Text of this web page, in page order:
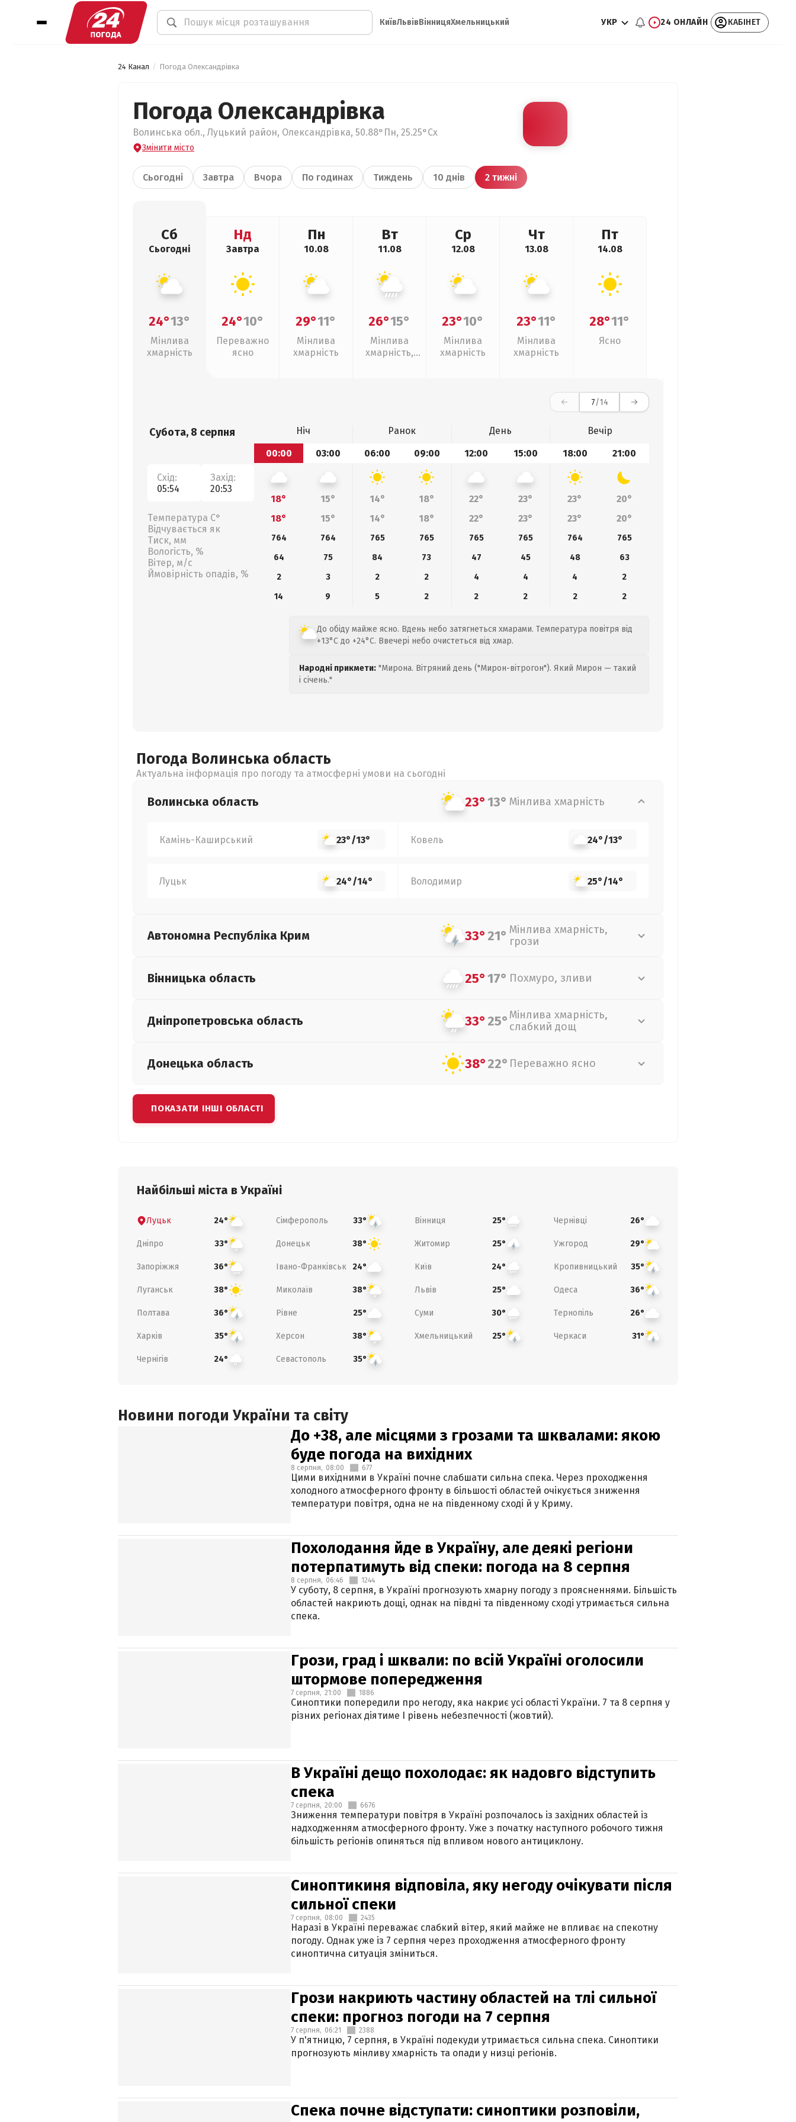
КиївЛьвівВінницяХмельницький УКР 24 ОНЛАЙН КАБІНЕТ
24 Канал Погода Олександрівка
Погода Олександрівка
Волинська обл., Луцький район, Олександрівка, 50.88°Пн, 25.25°Сх
Змінити місто
Сьогодні Завтра Вчора По годинах Тиждень 10 днів 2 тижні
Сб
Сьогодні
24°13°
Мінлива
хмарність
Нд
Завтра
24°10°
Переважно
ясно
Пн
10.08
29°11°
Мінлива
хмарність
Вт
11.08
26°15°
Мінлива
хмарність,
Ср
12.08
23°10°
Мінлива
хмарність
Чт
13.08
23°11°
Мінлива
хмарність
Пт
14.08
28°11°
Ясно
7/14
Субота, 8 серпня
Схід:
05:54
Захід:
20:53
Температура С°
Відчувається як
Тиск, мм
Вологість, %
Вітер, м/с
Ймовірність опадів, %
Ніч Ранок День
Вечір
00:00
03:00 06:00 09:00 12:00 15:00 18:00 21:00
18° 15° 14° 18° 22° 23° 23°
20°
18°
15° 14° 18° 22° 23° 23° 20°
764 764 765 765 765 765 764
765
64
75 84 73 47 45 48
63
2
3 2 2 4 4 4
2
14
9 5 2 2 2 2 2
До обіду майже ясно. Вдень небо затягнеться хмарами. Температура повітря від
+13°C до +24°C. Ввечері небо очистеться від хмар.
Народні прикмети: "Мирона. Вітряний день ("Мирон-вітрогон"). Який Мирон — такий
і січень."
Погода Волинська область
Актуальна інформація про погоду та атмосферні умови на сьогодні
Волинська область 23°13° Мінлива хмарність
Камінь-Каширський 23°/13° Ковель 24°/13°
Луцьк 24°/14° Володимир 25°/14°
Автономна Республіка Крим 33°21° Мінлива хмарність,
грози
Вінницька область 25°17° Похмуро, зливи
Дніпропетровська область 33°25°Мінлива хмарність,
слабкий дощ
Донецька область 38°22° Переважно ясно
ПОКАЗАТИ ІНШІ ОБЛАСТІ
Найбільші міста в Україні
Луцьк 24° Сімферополь 33° Вінниця 25° Чернівці 26°
Дніпро 33° Донецьк 38° Житомир 25° Ужгород 29°
Запоріжжя 36° Івано-Франківськ 24° Київ 24° Кропивницький 35°
Луганськ 38° Миколаїв 38° Львів 25° Одеса 36°
Полтава 36° Рівне 25° Суми 30° Тернопіль 26°
Харків 35° Херсон 38° Хмельницький 25° Черкаси 31°
Чернігів 24° Севастополь 35°
Новини погоди України та світу
До +38, але місцями з грозами та шквалами: якою
буде погода на вихідних
8 серпня, 08:00 677
Цими вихідними в Україні почне слабшати сильна спека. Через проходження
холодного атмосферного фронту в більшості областей очікується зниження
температури повітря, одна не на південному сході й у Криму.
Похолодання йде в Україну, але деякі регіони
потерпатимуть від спеки: погода на 8 серпня
8 серпня, 06:46 1244
У суботу, 8 серпня, в Україні прогнозують хмарну погоду з проясненнями. Більшість
областей накриють дощі, однак на півдні та південному сході утримається сильна
спека.
Грози, град і шквали: по всій Україні оголосили
штормове попередження
7 серпня, 21:00 1886
Синоптики попередили про негоду, яка накриє усі області України. 7 та 8 серпня у
різних регіонах діятиме І рівень небезпечності (жовтий).
В Україні дещо похолодає: як надовго відступить
спека
7 серпня, 20:00 6676
Зниження температури повітря в Україні розпочалось із західних областей із
надходженням атмосферного фронту. Уже з початку наступного робочого тижня
більшість регіонів опиняться під впливом нового антициклону.
Синоптикиня відповіла, яку негоду очікувати після
сильної спеки
7 серпня, 08:00 2435
Наразі в Україні переважає слабкий вітер, який майже не впливає на спекотну
погоду. Однак уже із 7 серпня через проходження атмосферного фронту
синоптична ситуація зміниться.
Грози накриють частину областей на тлі сильної
спеки: прогноз погоди на 7 серпня
7 серпня, 06:21 2388
У п'ятницю, 7 серпня, в Україні подекуди утримається сильна спека. Синоптики
прогнозують мінливу хмарність та опади у низці регіонів.
Спека почне відступати: синоптики розповіли,